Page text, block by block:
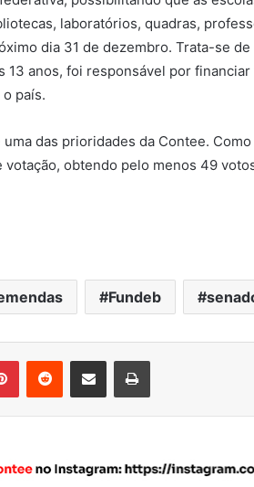
laboratórios, quadras,
dia 31 de dezembro. Trata-se de
anos, foi responsável por financiar
país.
das prioridades da Contee. Como
obtendo pelo menos 49
Fundeb